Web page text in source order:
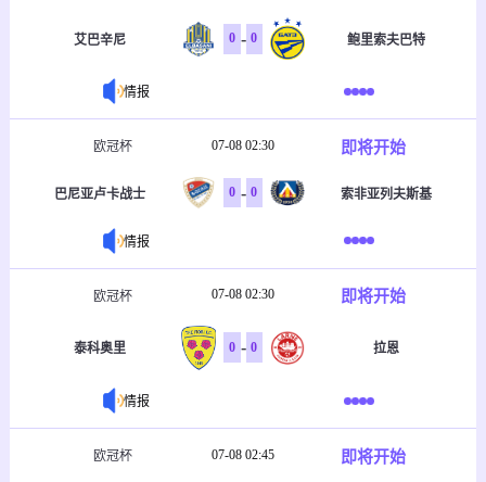
艾巴辛尼 0 - 0 鲍里索夫巴特
情报
欧冠杯 07-08 02:30 即将开始
巴尼亚卢卡战士 0 - 0 索非亚列夫斯基
情报
欧冠杯 07-08 02:30 即将开始
泰科奥里 0 - 0 拉恩
情报
欧冠杯 07-08 02:45 即将开始